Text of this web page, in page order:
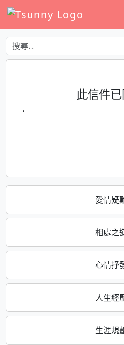
愛情疑
相處之
心情抒
人生經
生涯規
此信件
·